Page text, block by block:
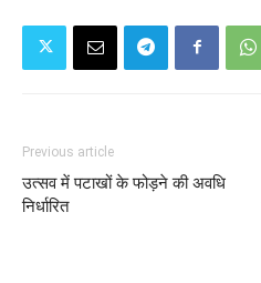
Previous article
उत्सव में पटाखों के फोड़ने की अवधि
निर्धारित